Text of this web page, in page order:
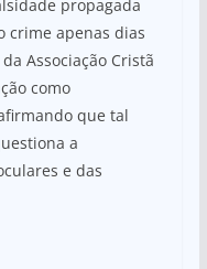
propagada
crime apenas dias
Associação Cristã
como
que tal
a
e das